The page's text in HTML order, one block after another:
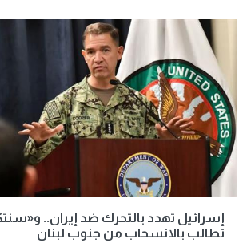
إسرائيل تهدد بالتحرك ضد إيران..
تطالب بالانسحاب من جنوب لبنان